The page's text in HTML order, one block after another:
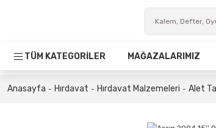
TÜM KATEGORİLER MAĞAZALARIMIZ
Anasayfa Hırdavat Hırdavat Malzemeleri Alet